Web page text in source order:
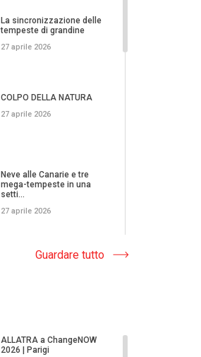
La sincronizzazione delle
tempeste di grandine
27 aprile 2026
COLPO DELLA NATURA
27 aprile 2026
Neve alle Canarie e tre
mega-tempeste in una
setti...
27 aprile 2026
NON È SOLO
UN'ALLUVIONE: Dai
atterrare: cosa sta succ...
27 aprile 2026
Guardare tutto
ALLATRA a ChangeNOW
2026 | Parigi